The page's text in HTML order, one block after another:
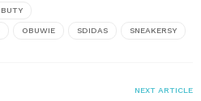
BUTY
OBUWIE SDIDAS SNEAKERSY
NEXT ARTICLE